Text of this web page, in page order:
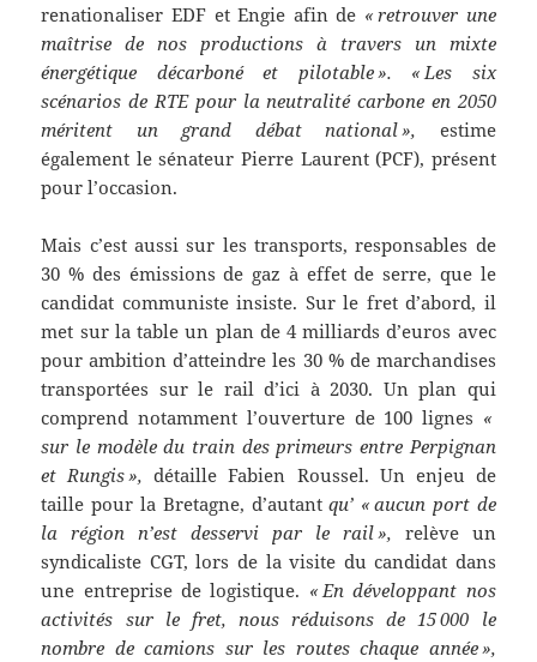
renationaliser EDF et Engie afin de « retrouver une
maîtrise de nos productions à travers un
mixte
énergétique décarboné et pilotable ». « Les six
scénarios de RTE pour la neutralité carbone en 2050
méritent un grand débat national »,
estime
également le sénateur Pierre Laurent (PCF), présent
pour l’occasion.
Mais c’est aussi sur les transports, responsables de
30 % des émissions de gaz à effet de serre, que le
candidat communiste insiste. Sur le fret d’abord, il
met sur la table un plan de 4 milliards d’euros avec
pour ambition d’atteindre les 30 % de marchandises
transportées sur le rail d’ici à 2030. Un plan qui
comprend notamment l’ouverture de 100 lignes «
sur le modèle du train des primeurs entre Perpignan
et Rungis », détaille Fabien Roussel. Un enjeu de
taille pour la Bretagne, d’autantqu’ « aucun port de
la région n’est desservi par le rail », relève un
syndicaliste CGT, lors de la visite du candidat dans
une entreprise de logistique. « En développant nos
activités sur le fret, nous réduisons de 15 000 le
nombre de camions sur les routes chaque année »,